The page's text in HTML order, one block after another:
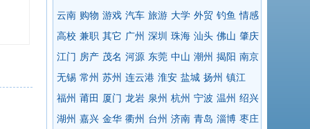
云南 购物 游戏 汽车 旅游 大学 外贸 钓鱼 情感
高校 兼职 其它 广州 深圳 珠海 汕头 佛山 肇庆
江门 房产 茂名 河源 东莞 中山 潮州 揭阳 南京
无锡 常州 苏州 连云港 淮安 盐城 扬州 镇江
福州 莆田 厦门 龙岩 泉州 杭州 宁波 温州 绍兴
湖州 嘉兴 金华 衢州 台州 济南 青岛 淄博 枣庄